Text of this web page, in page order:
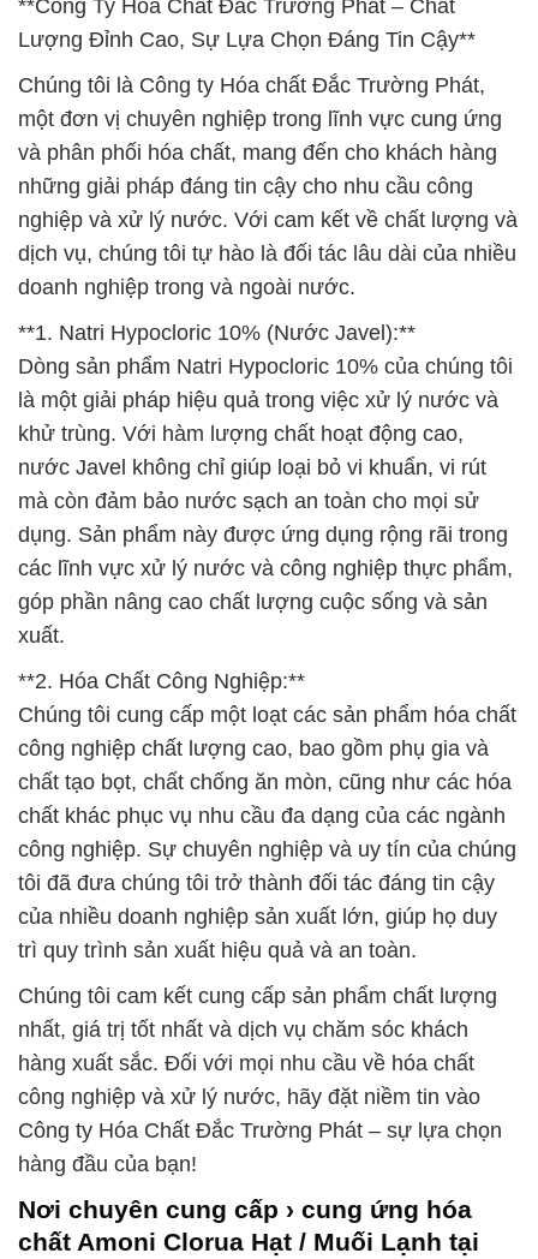
**Công Ty Hóa Chất Đắc Trường Phát – Chất
Lượng Đỉnh Cao, Sự Lựa Chọn Đáng Tin Cậy**
Chúng tôi là Công ty Hóa chất Đắc Trường Phát,
một đơn vị chuyên nghiệp trong lĩnh vực cung ứng
và phân phối hóa chất, mang đến cho khách hàng
những giải pháp đáng tin cậy cho nhu cầu công
nghiệp và xử lý nước. Với cam kết về chất lượng và
dịch vụ, chúng tôi tự hào là đối tác lâu dài của nhiều
doanh nghiệp trong và ngoài nước.
**1. Natri Hypocloric 10% (Nước Javel):**
Dòng sản phẩm Natri Hypocloric 10% của chúng tôi
là một giải pháp hiệu quả trong việc xử lý nước và
khử trùng. Với hàm lượng chất hoạt động cao,
nước Javel không chỉ giúp loại bỏ vi khuẩn, vi rút
mà còn đảm bảo nước sạch an toàn cho mọi sử
dụng. Sản phẩm này được ứng dụng rộng rãi trong
các lĩnh vực xử lý nước và công nghiệp thực phẩm,
góp phần nâng cao chất lượng cuộc sống và sản
xuất.
**2. Hóa Chất Công Nghiệp:**
Chúng tôi cung cấp một loạt các sản phẩm hóa chất
công nghiệp chất lượng cao, bao gồm phụ gia và
chất tạo bọt, chất chống ăn mòn, cũng như các hóa
chất khác phục vụ nhu cầu đa dạng của các ngành
công nghiệp. Sự chuyên nghiệp và uy tín của chúng
tôi đã đưa chúng tôi trở thành đối tác đáng tin cậy
của nhiều doanh nghiệp sản xuất lớn, giúp họ duy
trì quy trình sản xuất hiệu quả và an toàn.
Chúng tôi cam kết cung cấp sản phẩm chất lượng
nhất, giá trị tốt nhất và dịch vụ chăm sóc khách
hàng xuất sắc. Đối với mọi nhu cầu về hóa chất
công nghiệp và xử lý nước, hãy đặt niềm tin vào
Công ty Hóa Chất Đắc Trường Phát – sự lựa chọn
hàng đầu của bạn!
Nơi chuyên cung cấp › cung ứng hóa
chất Amoni Clorua Hạt / Muối Lạnh tại